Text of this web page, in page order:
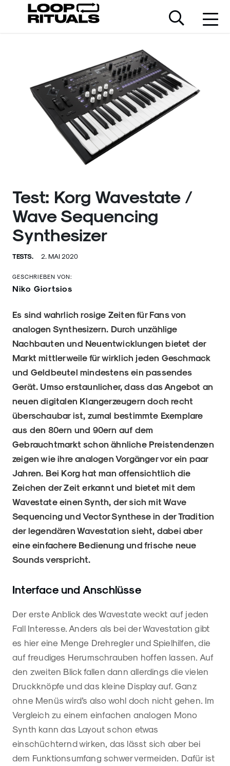
Test: Korg Wavestate /
Wave Sequencing
Synthesizer
TESTS. 2. MAI 2020
GESCHRIEBEN VON:
Niko Giortsios
Es sind wahrlich rosige Zeiten für Fans von
analogen Synthesizern. Durch unzählige
Nachbauten und Neuentwicklungen bietet der
Markt mittlerweile für wirklich jeden Geschmack
und Geldbeutel mindestens ein passendes
Gerät. Umso erstaunlicher, dass das Angebot an
neuen digitalen Klangerzeugern doch recht
überschaubar ist, zumal bestimmte Exemplare
aus den 80ern und 90ern auf dem
Gebrauchtmarkt schon ähnliche Preistendenzen
zeigen wie ihre analogen Vorgänger vor ein paar
Jahren. Bei Korg hat man offensichtlich die
Zeichen der Zeit erkannt und bietet mit dem
Wavestate einen Synth, der sich mit Wave
Sequencing und Vector Synthese in der Tradition
der legendären Wavestation sieht, dabei aber
eine einfachere Bedienung und frische neue
Sounds verspricht.
Interface und Anschlüsse
Der erste Anblick des Wavestate weckt auf jeden
Fall Interesse. Anders als bei der Wavestation gibt
es hier eine Menge Drehregler und Spielhilfen, die
auf freudiges Herumschrauben hoffen lassen. Auf
den zweiten Blick fallen dann allerdings die vielen
Druckknöpfe und das kleine Display auf. Ganz
ohne Menüs wird’s also wohl doch nicht gehen. Im
Vergleich zu einem einfachen analogen Mono
Synth kann das Layout schon etwas
einschüchternd wirken, das lässt sich aber bei
dem Funktionsumfang schwer vermeiden. Dafür ist